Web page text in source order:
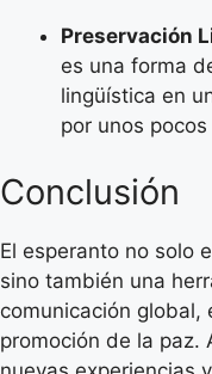
Preservación
es una forma
lingüística en
por unos
Conclusión
El esperanto no solo
sino también una
comunicación global,
promoción de la paz.